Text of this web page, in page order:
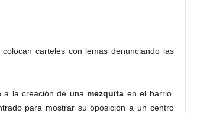
carteles con lemas denunciando las
a la creación de una mezquita en el barrio.
para mostrar su oposición a un centro